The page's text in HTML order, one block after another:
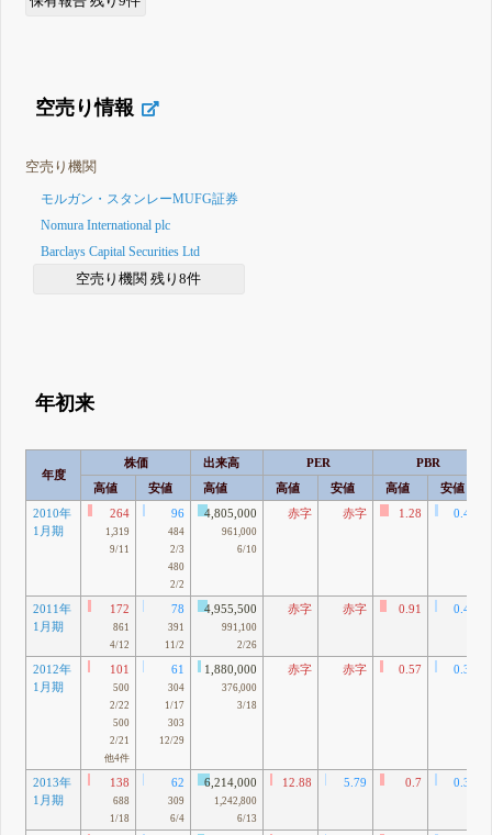
空売り情報
空売り機関
モルガン・スタンレーMUFG証券
Nomura International plc
Barclays Capital Securities Ltd
空売り機関 残り8件
年初来
年度
株価 出来高 PER
PBR
高値
安値 高値 高値 安値 高値
安値
2010年
1月期
264
1,319
9/11
96
484
2/3
480
2/2
4,805,000
961,000
6/10
赤字 赤字 1.28 0.47
2011年
1月期
172
861
4/12
78
391
11/2
4,955,500
991,100
2/26
赤字 赤字 0.91 0.42
2012年
1月期
101
500
2/22
500
2/21
他4件
61
304
1/17
303
12/29
1,880,000
376,000
3/18
赤字 赤字 0.57 0.34
2013年
1月期
138
688
1/18
62
309
6/4
6,214,000
1,242,800
6/13
12.88 5.79 0.7 0.32